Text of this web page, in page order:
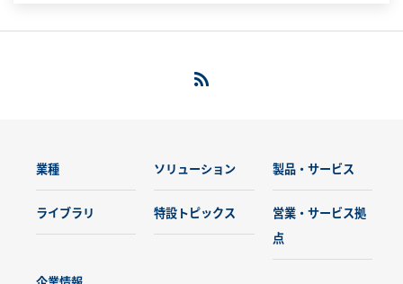
業種 ソリューション 製品・サービス
ライブラリ 特設トピックス
営業・サービス拠
点